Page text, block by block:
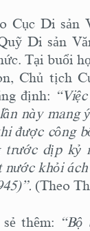
Cục Di sản
Di sản
Tại buổi
Chủ tịch
định:
này mang
được công
trước dịp kỷ
nước khỏi
(Theo
thêm: “Bộ